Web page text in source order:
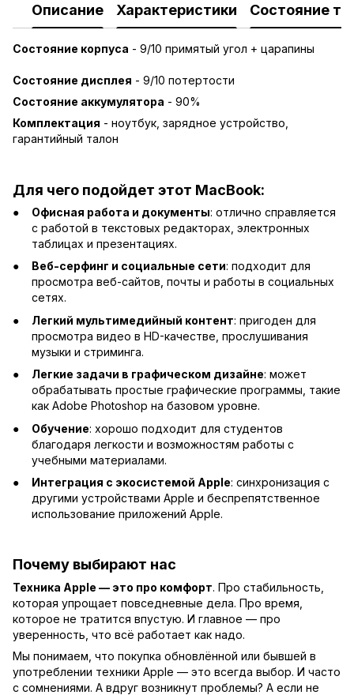
Описание Характеристики Состояние
Состояние корпуса - 9/10 примятый угол + царапины
Состояние дисплея - 9/10 потертости
Состояние аккумулятора - 90%
Комплектация - ноутбук, зарядное устройство,
гарантийный талон
Для чего подойдет этот MacBook:
Офисная работа и документы: отлично справляется
с работой в текстовых редакторах, электронных
таблицах и презентациях.
Веб-серфинг и социальные сети: подходит для
просмотра веб-сайтов, почты и работы в социальных
сетях.
Легкий мультимедийный контент: пригоден для
просмотра видео в HD-качестве, прослушивания
музыки и стриминга.
Легкие задачи в графическом дизайне: может
обрабатывать простые графические программы, такие
как Adobe Photoshop на базовом уровне.
Обучение: хорошо подходит для студентов
благодаря легкости и возможностям работы с
учебными материалами.
Интеграция с экосистемой Apple: синхронизация с
другими устройствами Apple и беспрепятственное
использование приложений Apple.
Почему выбирают нас
Техника Apple — это про комфорт. Про стабильность,
которая упрощает повседневные дела. Про время,
которое не тратится впустую. И главное — про
уверенность, что всё работает как надо.
Мы понимаем, что покупка обновлённой или бывшей в
употреблении техники Apple — это всегда выбор. И часто
с сомнениями. А вдруг возникнут проблемы? А если не